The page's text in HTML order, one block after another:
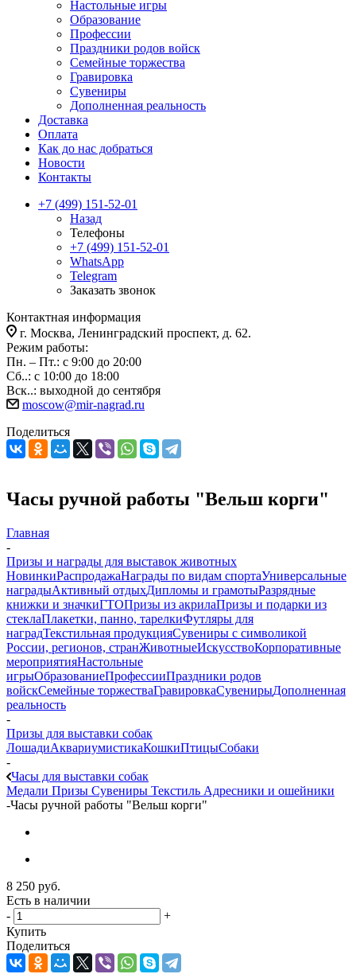
Настольные игры
Образование
Профессии
Праздники родов войск
Семейные торжества
Гравировка
Сувениры
Дополненная реальность
Доставка
Оплата
Как до нас добраться
Новости
Контакты
+7 (499) 151-52-01
Назад
Телефоны
+7 (499) 151-52-01
WhatsApp
Telegram
Заказать звонок
Контактная информация
г. Москва, Ленинградский проспект, д. 62.
Режим работы:
Пн. – Пт.: с 9:00 до 20:00
Сб..: с 10:00 до 18:00
Вск..: выходной до сентября
moscow@mir-nagrad.ru
Поделиться
Часы ручной работы "Вельш корги"
Главная
-
Призы и награды для выставок животных
НовинкиРаспродажаНаграды по видам спортаУниверсальные
наградыАктивный отдыхДипломы и грамотыРазрядные
книжки и значкиГТОПризы из акрилаПризы и подарки из
стеклаПлакетки, панно, тарелкиФутляры для
наградТекстильная продукцияСувениры с символикой
России, регионов, странЖивотныеИскусствоКорпоративные
мероприятияНастольные
игрыОбразованиеПрофессииПраздники родов
войскСемейные торжестваГравировкаСувенирыДополненная
реальность
-
Призы для выставки собак
ЛошадиАквариумистикаКошкиПтицыСобаки
-
Часы для выставки собак
Медали Призы Сувениры Текстиль Адресники и ошейники
-Часы ручной работы "Вельш корги"
8 250 руб.
Есть в наличии
-
+
Купить
Поделиться